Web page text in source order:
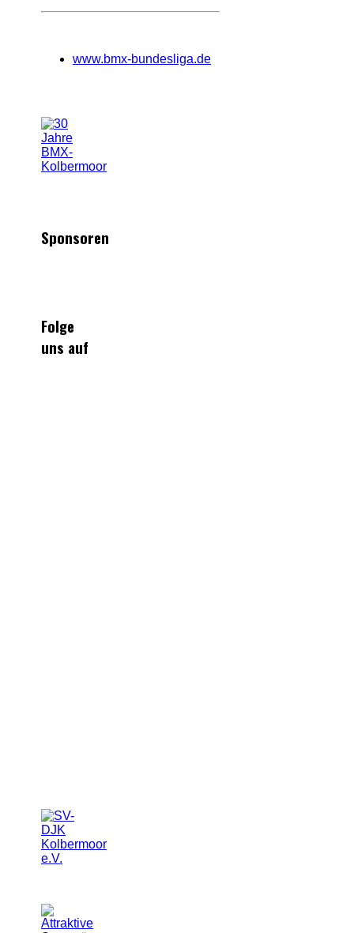
www.bmx-bundesliga.de
Sponsoren
Folge
uns auf